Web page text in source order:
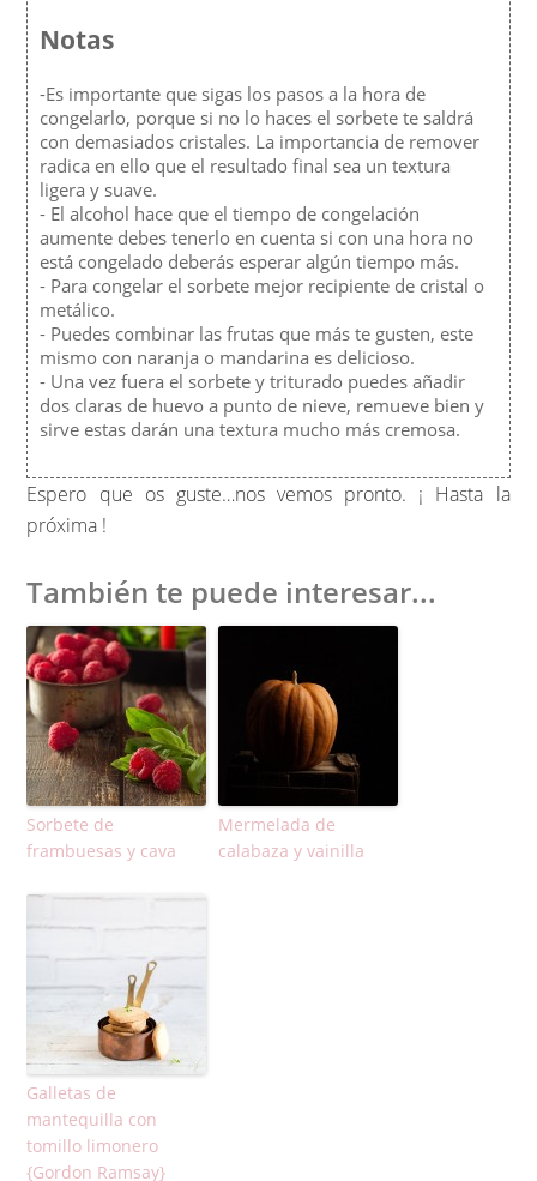
Notas
-Es importante que sigas los pasos a la hora de
congelarlo, porque si no lo haces el sorbete te saldrá
con demasiados cristales. La importancia de remover
radica en ello que el resultado final sea un textura
ligera y suave.
- El alcohol hace que el tiempo de congelación
aumente debes tenerlo en cuenta si con una hora no
está congelado deberás esperar algún tiempo más.
- Para congelar el sorbete mejor recipiente de cristal o
metálico.
- Puedes combinar las frutas que más te gusten, este
mismo con naranja o mandarina es delicioso.
- Una vez fuera el sorbete y triturado puedes añadir
dos claras de huevo a punto de nieve, remueve bien y
sirve estas darán una textura mucho más cremosa.
Espero que os guste…nos vemos pronto. ¡ Hasta la
próxima !
También te puede interesar...
Sorbete de
frambuesas y cava
Mermelada de
calabaza y vainilla
Galletas de
mantequilla con
tomillo limonero
{Gordon Ramsay}